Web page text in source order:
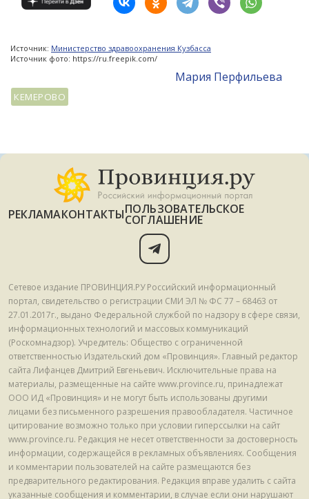
Источник: Министерство здравоохранения Кузбасса
Источник фото: https://ru.freepik.com/
Мария Перфильева
КЕМЕРОВО
РЕКЛАМАКОНТАКТЫПОЛЬЗОВАТЕЛЬСКОЕ
СОГЛАШЕНИЕ
Сетевое издание ПРОВИНЦИЯ.РУ Российский информационный
портал, свидетельство о регистрации СМИ ЭЛ № ФС 77 – 68463 от
27.01.2017г., выдано Федеральной службой по надзору в сфере связи,
информационных технологий и массовых коммуникаций
(Роскомнадзор). Учредитель: Общество с ограниченной
ответственностью Издательский дом «Провинция». Главный редактор
сайта Лифанцев Дмитрий Евгеньевич. Исключительные права на
материалы, размещенные на сайте www.province.ru, принадлежат
ООО ИД «Провинция» и не могут быть использованы другими
лицами без письменного разрешения правообладателя. Частичное
цитирование возможно только при условии гиперссылки на сайт
www.province.ru. Редакция не несет ответственности за достоверность
информации, содержащейся в рекламных объявлениях. Сообщения
и комментарии пользователей на сайте размещаются без
предварительного редактирования. Редакция вправе удалить с сайта
указанные сообщения и комментарии, в случае если они нарушают